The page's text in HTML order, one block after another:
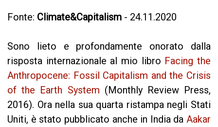
Fonte: Climate&Capitalism - 24.11.2020
Sono lieto e profondamente onorato dalla
risposta internazionale al mio libro Facing the
Anthropocene: Fossil Capitalism and the Crisis
of the Earth System (Monthly Review Press,
2016). Ora nella sua quarta ristampa negli Stati
Uniti, è stato pubblicato anche in India da Aakar